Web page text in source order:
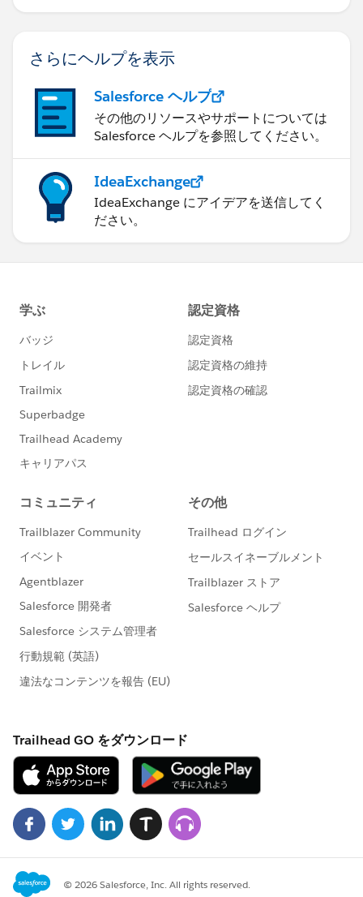
さらにヘルプを表示
Salesforce ヘルプ
その他のリソースやサポートについては
Salesforce ヘルプを参照してください。
IdeaExchange
IdeaExchange にアイデアを送信してく
ださい。